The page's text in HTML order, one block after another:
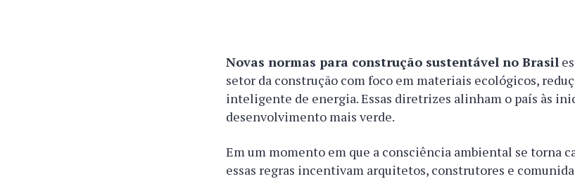
Novas normas para construção sustentável no Brasil
setor da construção com foco em materiais ecológicos,
inteligente de energia. Essas diretrizes alinham o país às
desenvolvimento mais verde.
Em um momento em que a consciência ambiental se torna
essas regras incentivam arquitetos, construtores e